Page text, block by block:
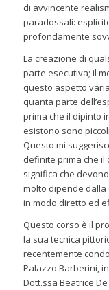
di avvincente
paradossali:
profondamente
La creazione di
parte esecutiva; il
questo aspetto
quanta parte
prima che il dipinto
esistono sono
Questo mi
definite prima che il
significa che
molto dipende dalla
in modo diretto ed
Questo corso è il
la sua tecnica
recentemente
Palazzo Barberini,
Dott.ssa Beatrice